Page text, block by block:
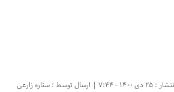
ستاره زارعی